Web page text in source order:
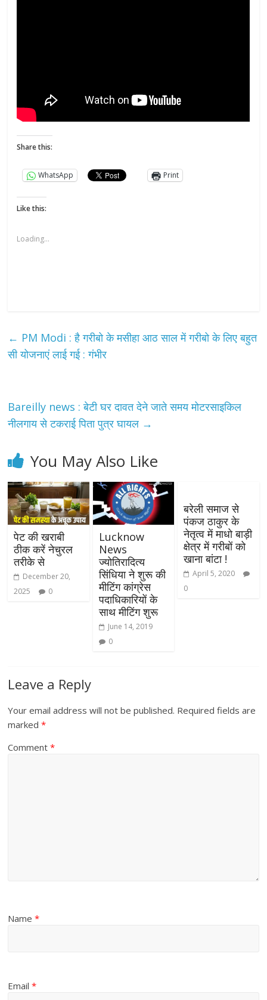
Share this:
WhatsApp Print
Like this:
Loading...
← PM Modi : है गरीबो के मसीहा आठ साल में गरीबो के लिए बहुत
सी योजनाएं लाई गई : गंभीर
Bareilly news : बेटी घर दावत देने जाते समय मोटरसाइकिल
नीलगाय से टकराई पिता पुत्र घायल →
You May Also Like
पेट की खराबी
ठीक करें नेचुरल
तरीके से
December 20,
2025
0
Lucknow
News
ज्योतिरादित्य
सिंधिया ने शुरू की
मीटिंग कांग्रेस
पदाधिकारियों के
साथ मीटिंग शुरू
June 14, 2019
0
बरेली समाज से
पंकज ठाकुर के
नेतृत्व में माधो बाड़ी
क्षेत्र में गरीबों को
खाना बांटा !
April 5, 2020
0
Leave a Reply
Your email address will not be published. Required fields are
marked*
Comment*
Name*
Email*